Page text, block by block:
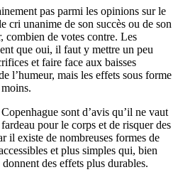
pas parmi les opinions sur le
cri unanime de son succès ou de son
combien de votes contre. Les
que oui, il faut y mettre un peu
et faire face aux baisses
l’humeur, mais les effets sous forme
sont d’avis qu’il ne vaut
pour le corps et de risquer des
il existe de nombreuses formes de
et plus simples qui, bien
des effets plus durables.